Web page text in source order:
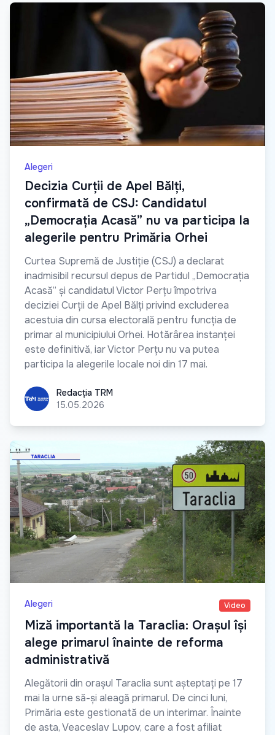
Alegeri
Decizia Curții de Apel Bălți,
confirmată de CSJ: Candidatul
„Democrația Acasă” nu va participa la
alegerile pentru Primăria Orhei
Curtea Supremă de Justiție (CSJ) a declarat
inadmisibil recursul depus de Partidul „Democrația
Acasă” și candidatul Victor Perțu împotriva
deciziei Curții de Apel Bălți privind excluderea
acestuia din cursa electorală pentru funcția de
primar al municipiului Orhei. Hotărârea instanței
este definitivă, iar Victor Perțu nu va putea
participa la alegerile locale noi din 17 mai.
Redacția TRM
Redacția TRM
15.05.2026
Alegeri Video
Miză importantă la Taraclia: Orașul își
alege primarul înainte de reforma
administrativă
Alegătorii din orașul Taraclia sunt așteptați pe 17
mai la urne să-și aleagă primarul. De cinci luni,
Primăria este gestionată de un interimar. Înainte
de asta, Veaceslav Lupov, care a fost afiliat